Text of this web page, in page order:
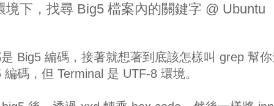
境下，找尋 Big5 檔案內的關鍵字 @ Ubuntu
Big5 編碼，接著就想著到底該怎樣叫 grep 幫
碼，但 Terminal 是 UTF-8 環境。